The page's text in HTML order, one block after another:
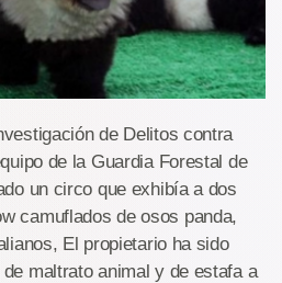
de Delitos contra
de la Guardia Forestal de
un circo que exhibía a dos
camuflados de osos panda,
El propietario ha sido
maltrato animal y de estafa a